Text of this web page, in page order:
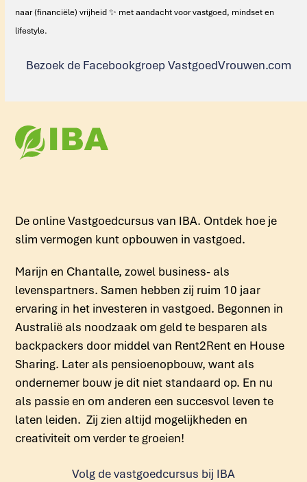
naar (financiële) vrijheid ✨ met aandacht voor vastgoed, mindset en
lifestyle.
Bezoek de Facebookgroep VastgoedVrouwen.com
De online Vastgoedcursus van IBA. Ontdek hoe je
slim vermogen kunt opbouwen in vastgoed.
Marijn en Chantalle, zowel business- als
levenspartners. Samen hebben zij ruim 10 jaar
ervaring in het investeren in vastgoed. Begonnen in
Australië als noodzaak om geld te besparen als
backpackers door middel van Rent2Rent en House
Sharing. Later als pensioenopbouw, want als
ondernemer bouw je dit niet standaard op. En nu
als passie en om anderen een succesvol leven te
laten leiden. Zij zien altijd mogelijkheden en
creativiteit om verder te groeien!
Volg de vastgoedcursus bij IBA